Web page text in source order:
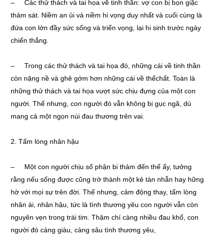
– Các thử thách và tai họa về tinh thần: vợ con bị bọn giặc
thảm sát. Niềm an ủi và niềm hi vọng duy nhất và cuối cùng là
đứa con lớn đầy sức sống và triển vọng, lại hi sinh trước ngày
chiến thắng.
– Trong các thử thách và tai họa đó, những cái về tinh thần
còn nặng nề và ghê gớm hơn những cái về thểchất. Toàn là
những thử thách và tai họa vượt sức chịu đựng của một con
người. Thế nhưng, con người đó vẫn không bị gục ngã, dù
mang cả một ngọn núi đau thương trên vai.
2. Tấm lòng nhân hậu
– Một con người chịu số phận bi thảm đến thế ấy, tưởng
rằng nếu sống được cũng trở thành một kẻ tàn nhẫn hay hững
hờ với mọi sự trên đời. Thế nhưng, cảm động thay, tấm lòng
nhân ái, nhân hậu, tức là tình thương yêu con người vẫn còn
nguyên vẹn trong trái tim. Thậm chí càng nhiều đau khổ, con
người đó càng giàu, càng sâu tình thương yêu,